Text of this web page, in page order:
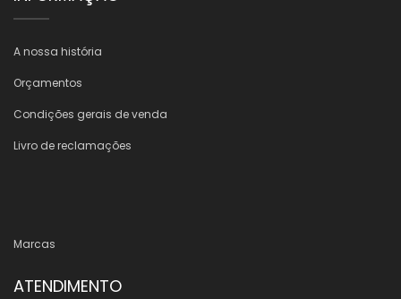
A nossa história
Orçamentos
Condições gerais de venda
Livro de reclamações
Marcas
ATENDIMENTO